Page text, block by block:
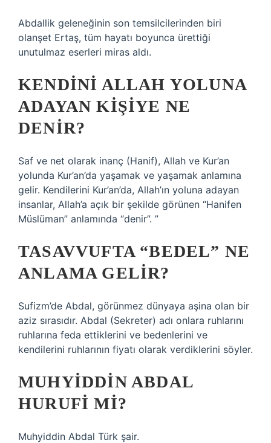
Abdallik geleneğinin son temsilcilerinden biri
olanşet Ertaş, tüm hayatı boyunca ürettiği
unutulmaz eserleri miras aldı.
KENDINI ALLAH YOLUNA
ADAYAN KIŞIYE NE
DENIR?
Saf ve net olarak inanç (Hanif), Allah ve Kur’an
yolunda Kur’an’da yaşamak ve yaşamak anlamına
gelir. Kendilerini Kur’an’da, Allah’ın yoluna adayan
insanlar, Allah’a açık bir şekilde görünen “Hanifen
Müslüman” anlamında “denir”. ”
TASAVVUFTA “BEDEL” NE
ANLAMA GELIR?
Sufizm’de Abdal, görünmez dünyaya aşina olan bir
aziz sırasıdır. Abdal (Sekreter) adı onlara ruhlarını
ruhlarına feda ettiklerini ve bedenlerini ve
kendilerini ruhlarının fiyatı olarak verdiklerini söyler.
MUHYIDDIN ABDAL
HURUFI MI?
Muhyiddin Abdal Türk şair.